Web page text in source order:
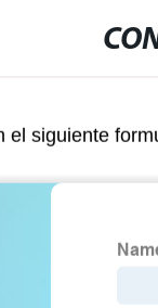
siguiente